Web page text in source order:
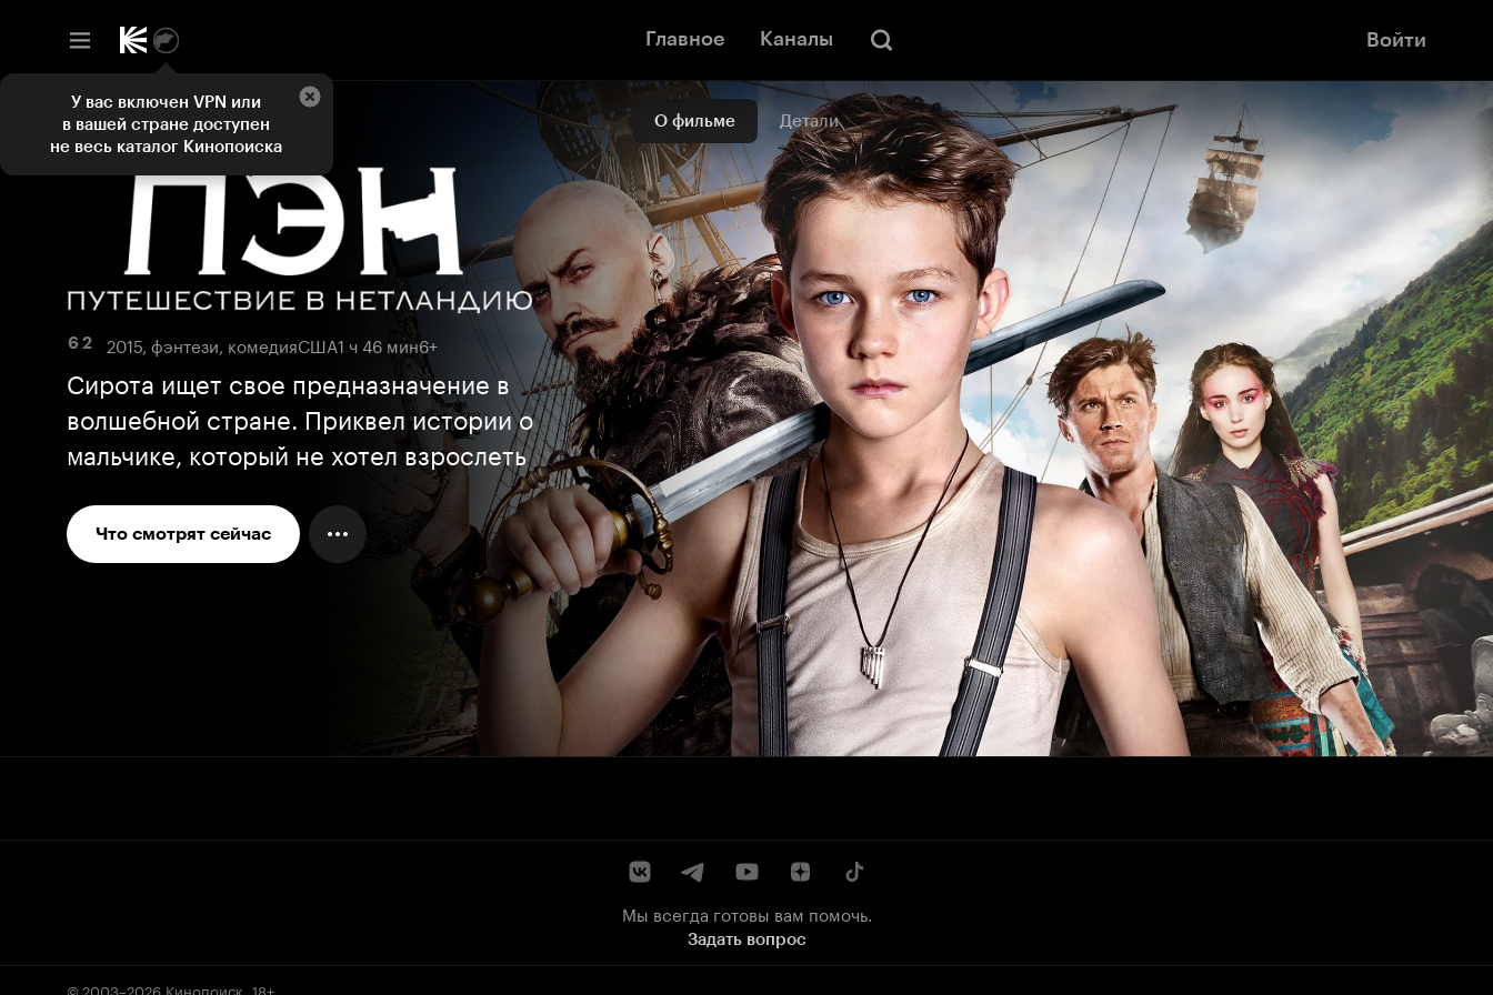
Главное Каналы Войти
О фильме Детали
6 2 2015, фэнтези, комедияСША1 ч 46 мин6+
Сирота ищет свое предназначение в
волшебной стране. Приквел истории о
мальчике, который не хотел взрослеть
Что смотрят сейчас
Мы всегда готовы вам помочь.
Задать вопрос
© 2003–2026 Кинопоиск 18+
У вас включен VPN или
в вашей стране доступен
не весь каталог Кинопоиска